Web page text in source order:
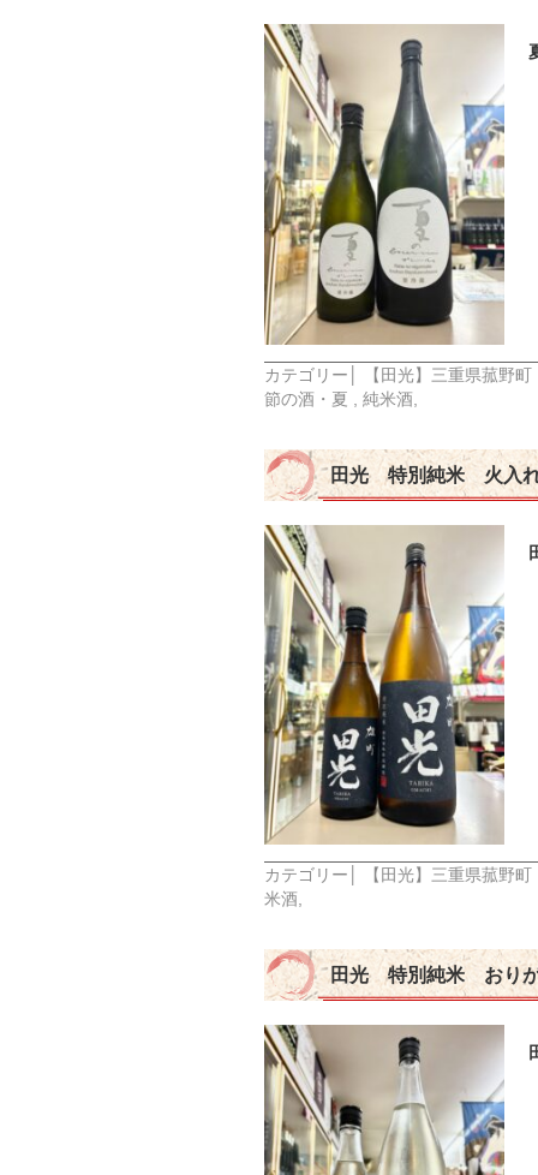
カテゴリー│
【田光】三重県菰野
節の酒・夏
純米酒
田光 特別純米 火入
カテゴリー│
【田光】三重県菰野
米酒,
田光 特別純米 おり